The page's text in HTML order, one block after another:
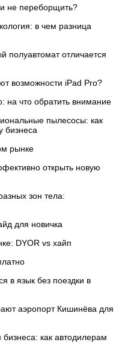
не переборщить?
в чем разница
полуавтомат отличается
возможности iPad Pro?
на что обратить внимание
пылесосы: как
бизнеса
рынке
открыть новую
зон тела:
для новичка
DYOR vs хайп
в язык без поездки в
аэропорт Кишинёва для
как автодилерам